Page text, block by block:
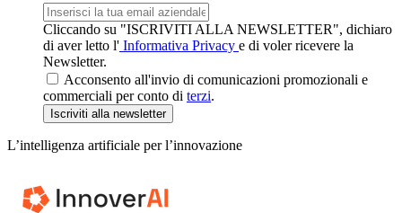
Email
aziendale
Cliccando su "ISCRIVITI ALLA NEWSLETTER", dichiaro
di aver letto l' Informativa Privacy e di voler ricevere la
Newsletter.
Acconsento all'invio di comunicazioni promozionali e
commerciali per conto di terzi.
Iscriviti alla newsletter
L’intelligenza artificiale per l’innovazione